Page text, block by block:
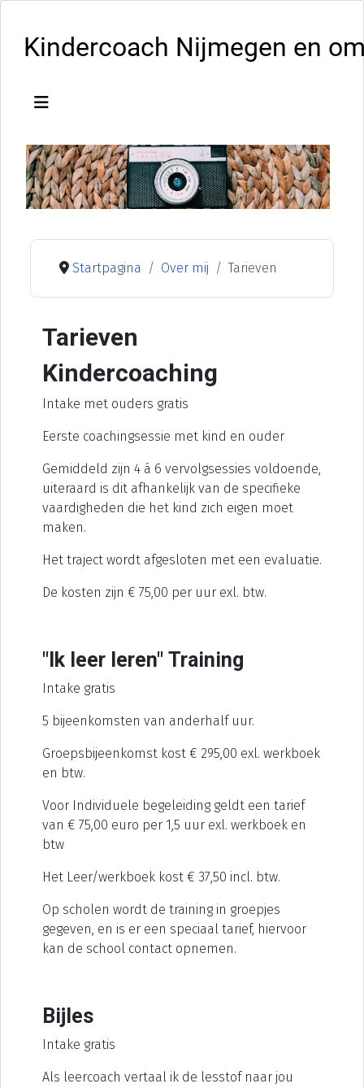
Kindercoach Nijmegen en
Startpagina Over mij Tarieven
Tarieven
Kindercoaching
Intake met ouders gratis
Eerste coachingsessie met kind en ouder
Gemiddeld zijn 4 á 6 vervolgsessies voldoende,
uiteraard is dit afhankelijk van de specifieke
vaardigheden die het kind zich eigen moet
maken.
Het traject wordt afgesloten met een evaluatie.
De kosten zijn € 75,00 per uur exl. btw.
"Ik leer leren" Training
Intake gratis
5 bijeenkomsten van anderhalf uur.
Groepsbijeenkomst kost € 295,00 exl. werkboek
en btw.
Voor Individuele begeleiding geldt een tarief
van € 75,00 euro per 1,5 uur exl. werkboek en
btw
Het Leer/werkboek kost € 37,50 incl. btw.
Op scholen wordt de training in groepjes
gegeven, en is er een speciaal tarief, hiervoor
kan de school contact opnemen.
Bijles
Intake gratis
Als leercoach vertaal ik de lesstof naar jou